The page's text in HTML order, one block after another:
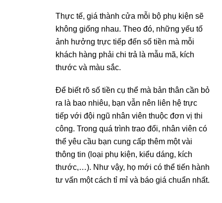
Thực tế, giá thành cửa mỗi bộ phụ kiện sẽ
không giống nhau. Theo đó, những yếu tố
ảnh hưởng trực tiếp đến số tiền mà mỗi
khách hàng phải chi trả là mẫu mã, kích
thước và màu sắc.
Để biết rõ số tiền cụ thể mà bản thân cần bỏ
ra là bao nhiêu, bạn vẫn nên liên hệ trực
tiếp với đội ngũ nhân viên thuộc đơn vị thi
công. Trong quá trình trao đổi, nhân viên có
thể yêu cầu bạn cung cấp thêm một vài
thông tin (loại phụ kiện, kiểu dáng, kích
thước,…). Như vậy, họ mới có thể tiến hành
tư vấn một cách tỉ mỉ và báo giá chuẩn nhất.